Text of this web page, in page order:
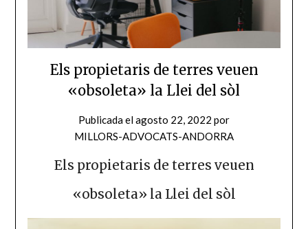
Els propietaris de terres veuen
«obsoleta» la Llei del sòl
Publicada elagosto 22, 2022 por
MILLORS-ADVOCATS-ANDORRA
Els propietaris de terres veuen
«obsoleta» la Llei del sòl